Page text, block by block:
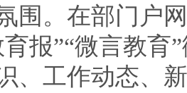
围。在部门户
报”“微言教育
、工作动态、